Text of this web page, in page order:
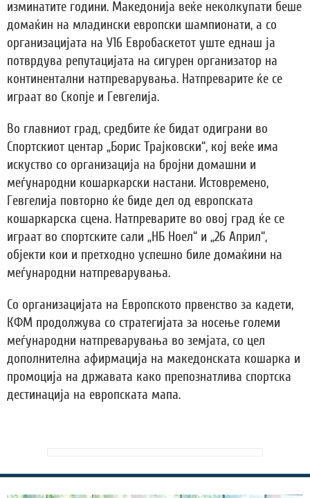
изминатите години. Македонија веќе неколкупати беше
домаќин на младински европски шампионати, а со
организацијата на У16 Евробаскетот уште еднаш ја
потврдува репутацијата на сигурен организатор на
континентални натпреварувања. Натпреварите ќе се
играат во Скопје и Гевгелија.
Во главниот град, средбите ќе бидат одиграни во
Спортскиот центар „Борис Трајковски“, кој веќе има
искуство со организација на бројни домашни и
меѓународни кошаркарски настани. Истовремено,
Гевгелија повторно ќе биде дел од европската
кошаркарска сцена. Натпреварите во овој град ќе се
играат во спортските сали „НБ Ноел“ и „26 Април“,
објекти кои и претходно успешно биле домаќини на
меѓународни натпреварувања.
Со организацијата на Европското првенство за кадети,
КФМ продолжува со стратегијата за носење големи
меѓународни натпреварувања во земјата, со цел
дополнителна афирмација на македонската кошарка и
промоција на државата како препознатлива спортска
дестинација на европската мапа.